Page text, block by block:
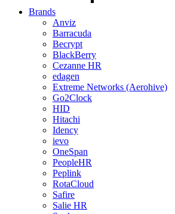
Brands
Anviz
Barracuda
Becrypt
BlackBerry
Cezanne HR
edagen
Extreme Networks (Aerohive)
Go2Clock
HID
Hitachi
Idency
ievo
OneSpan
PeopleHR
Peplink
RotaCloud
Safire
Salie HR